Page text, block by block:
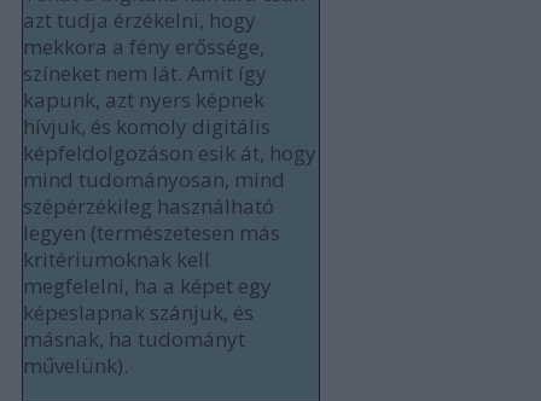
azt tudja érzékelni, hogy
mekkora a fény erőssége,
színeket nem lát. Amit így
kapunk, azt nyers képnek
hívjuk, és komoly digitális
képfeldolgozáson esik át, hogy
mind tudományosan, mind
szépérzékileg használható
legyen (természetesen más
kritériumoknak kell
megfelelni, ha a képet egy
képeslapnak szánjuk, és
másnak, ha tudományt
művelünk).